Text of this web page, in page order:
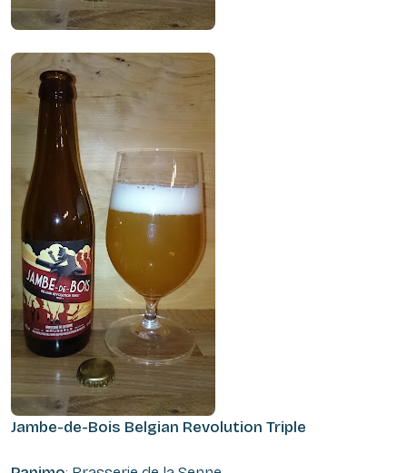
Jambe-de-Bois Belgian Revolution Triple